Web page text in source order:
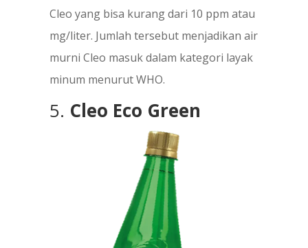
Cleo yang bisa kurang dari 10 ppm atau
mg/liter. Jumlah tersebut menjadikan air
murni Cleo masuk dalam kategori layak
minum menurut WHO.
5. Cleo Eco Green